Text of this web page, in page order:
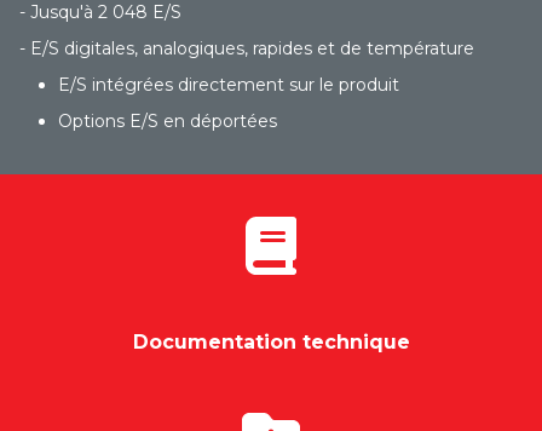
- Jusqu'à 2 048 E/S
- E/S digitales, analogiques, rapides et de température
E/S intégrées directement sur le produit
Options E/S en déportées
Documentation technique